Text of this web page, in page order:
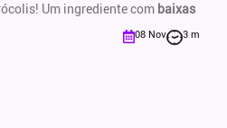
Um ingrediente com baixas
08 Nov 3 m